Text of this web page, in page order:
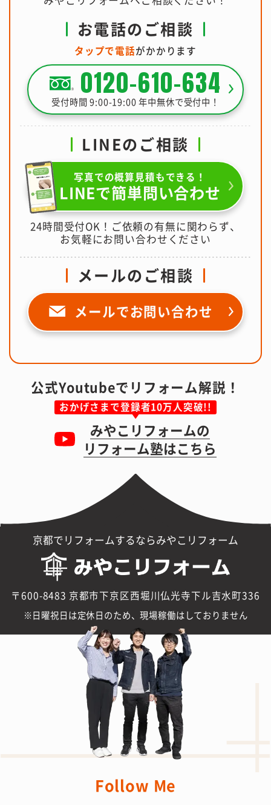
お電話のご相談
タップで電話がかかります
0120-610-634
受付時間 9:00-19:00 年中無休で受付中！
LINEのご相談
写真での概算見積もできる！
LINEで簡単問い合わせ
24時間受付OK！ご依頼の有無に関わらず、
お気軽にお問い合わせください
メールのご相談
メールでお問い合わせ
公式Youtubeでリフォーム解説！
おかげさまで登録者10万人突破!!
みやこリフォームの
リフォーム塾はこちら
京都でリフォームするならみやこリフォーム
〒600-8483 京都市下京区西堀川仏光寺下ル吉水町336
日曜祝日は定休日のため、現場稼働はしておりません
Follow Me